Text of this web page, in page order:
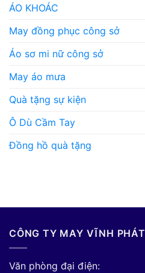
ÁO KHOÁC
May đồng phục công sở
Áo sơ mi nữ công sở
May áo mưa
Quà tặng sự kiện
Ô Dù Cầm Tay
Đồng hồ quà tặng
CÔNG TY MAY VĨNH PHÁT
Văn phòng đại điện: